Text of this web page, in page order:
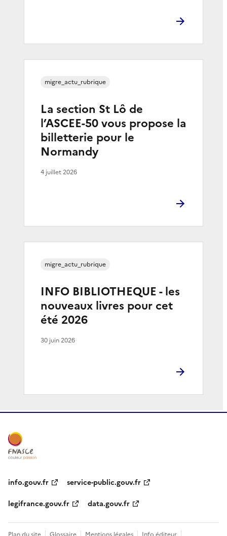
La section St Lô de
l’ASCEE-50 vous propose la
billetterie pour le
Normandy
migre_actu_rubrique
4 juillet 2026
INFO BIBLIOTHEQUE - les
nouveaux livres pour cet
été 2026
migre_actu_rubrique
30 juin 2026
info.gouv.fr
service-public.gouv.fr
legifrance.gouv.fr
data.gouv.fr